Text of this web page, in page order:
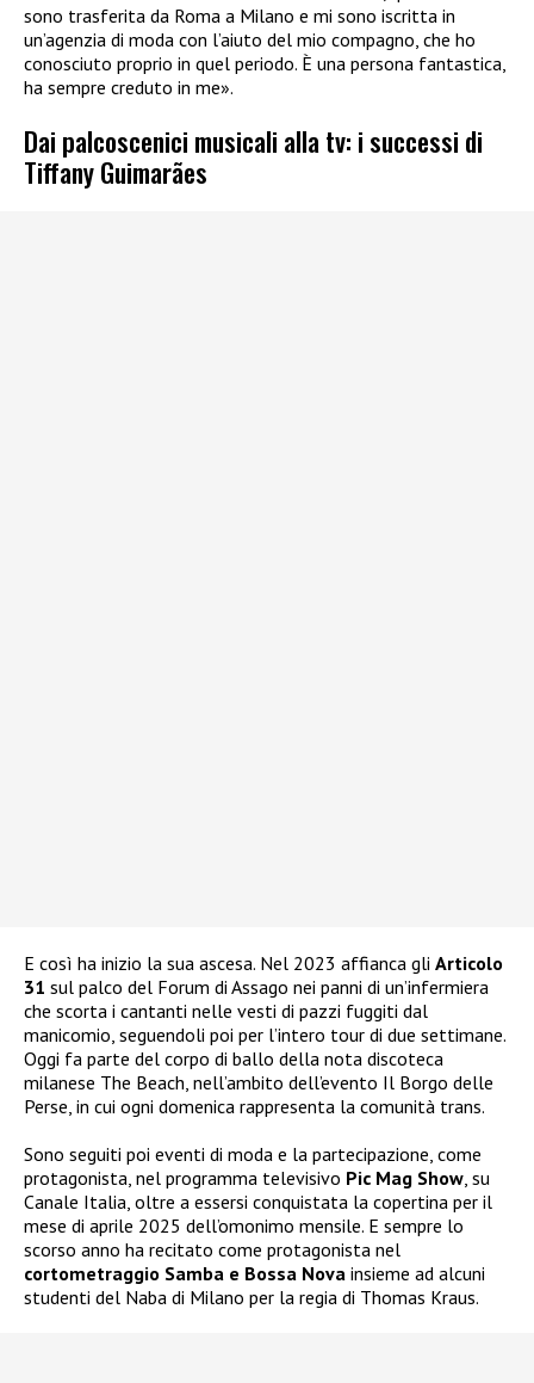
sono trasferita da Roma a Milano e mi sono iscritta in
un’agenzia di moda con l’aiuto del mio compagno, che ho
conosciuto proprio in quel periodo. È una persona fantastica,
ha sempre creduto in me».
Dai palcoscenici musicali alla tv: i successi di
Tiffany Guimarães
E così ha inizio la sua ascesa. Nel 2023 affianca gli Articolo
31 sul palco del Forum di Assago nei panni di un’infermiera
che scorta i cantanti nelle vesti di pazzi fuggiti dal
manicomio, seguendoli poi per l’intero tour di due settimane.
Oggi fa parte del corpo di ballo della nota discoteca
milanese The Beach, nell’ambito dell’evento Il Borgo delle
Perse, in cui ogni domenica rappresenta la comunità trans.
Sono seguiti poi eventi di moda e la partecipazione, come
protagonista, nel programma televisivo Pic Mag Show, su
Canale Italia, oltre a essersi conquistata la copertina per il
mese di aprile 2025 dell’omonimo mensile. E sempre lo
scorso anno ha recitato come protagonista nel
cortometraggio Samba e Bossa Nova insieme ad alcuni
studenti del Naba di Milano per la regia di Thomas Kraus.